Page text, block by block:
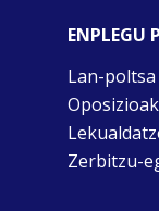
ENPLEGU
Lan-poltsa
Oposizioak
Zerbitzu-